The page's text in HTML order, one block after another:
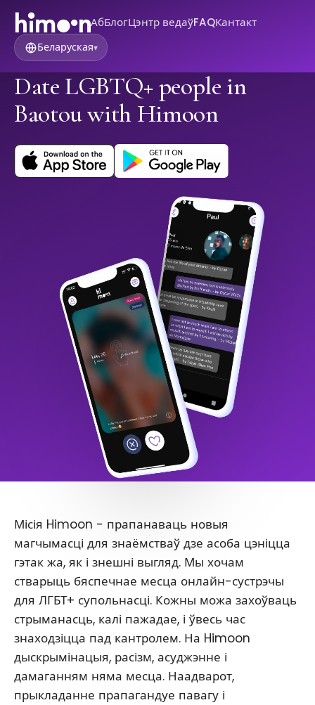
АбБлогЦэнтр ведаўFAQКантакт
Беларуская▾
Date LGBTQ+ people in
Baotou with Himoon
Місія Himoon - прапанаваць новыя
магчымасці для знаёмстваў дзе асоба цэніцца
гэтак жа, як і знешні выгляд. Мы хочам
стварыць бяспечнае месца онлайн-сустрэчы
для ЛГБТ+ супольнасці. Кожны можа захоўваць
стрыманасць, калі пажадае, і ўвесь час
знаходзіцца пад кантролем. На Himoon
дыскрымінацыя, расізм, асуджэнне і
дамаганням няма месца. Наадварот,
прыкладанне прапагандуе павагу і